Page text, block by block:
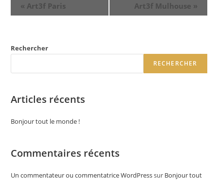
v
t
a
i
a
o
n
« Art3f Paris Art3f Mulhouse »
Rechercher
RECHERCHER
Articles récents
Bonjour tout le monde !
Commentaires récents
Un commentateur ou commentatrice WordPresssur Bonjour tout